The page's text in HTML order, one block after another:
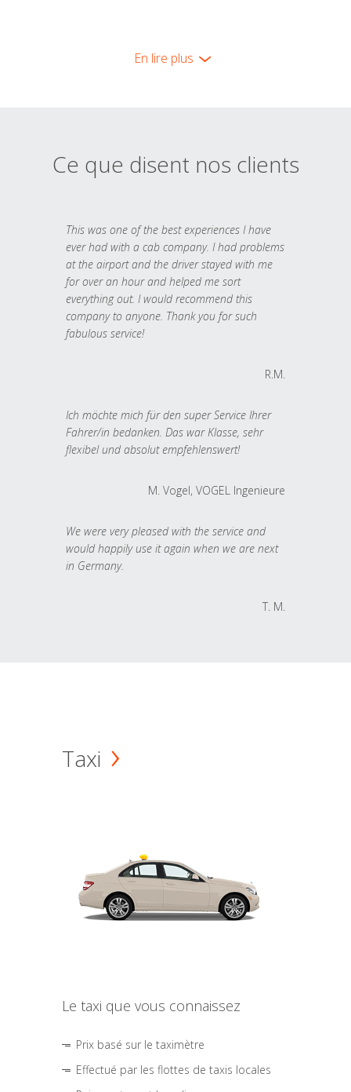
En lire plus
Ce que disent nos clients
This was one of the best experiences I have
ever had with a cab company. I had problems
at the airport and the driver stayed with me
for over an hour and helped me sort
everything out. I would recommend this
company to anyone. Thank you for such
fabulous service!
R.M.
Ich möchte mich für den super Service Ihrer
Fahrer/in bedanken. Das war Klasse, sehr
flexibel und absolut empfehlenswert!
M. Vogel, VOGEL Ingenieure
We were very pleased with the service and
would happily use it again when we are next
in Germany.
T. M.
Taxi
Le taxi que vous connaissez
Prix basé sur le taximètre
Effectué par les flottes de taxis locales